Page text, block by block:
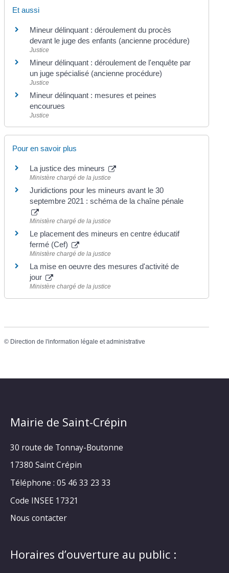
Et aussi
Mineur délinquant : déroulement du procès
devant le juge des enfants (ancienne procédure)
Justice
Mineur délinquant : déroulement de l'enquête par
un juge spécialisé (ancienne procédure)
Justice
Mineur délinquant : mesures et peines
encourues
Justice
Pour en savoir plus
La justice des mineurs
Ministère chargé de la justice
Juridictions pour les mineurs avant le 30
septembre 2021 : schéma de la chaîne pénale
Ministère chargé de la justice
Le placement des mineurs en centre éducatif
fermé (Cef)
Ministère chargé de la justice
La mise en oeuvre des mesures d'activité de
jour
Ministère chargé de la justice
© Direction de l'information légale et administrative
Mairie de Saint-Crépin
30 route de Tonnay-Boutonne
17380 Saint Crépin
Téléphone : 05 46 33 23 33
Code INSEE 17321
Nous contacter
Horaires d’ouverture au public :